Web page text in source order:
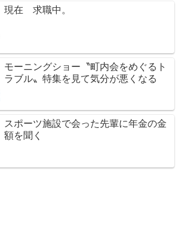
現在 求職中。
モーニングショー〝町内会をめぐるト
ラブル〟特集を見て気分が悪くなる
スポーツ施設で会った先輩に年金の金
額を聞く